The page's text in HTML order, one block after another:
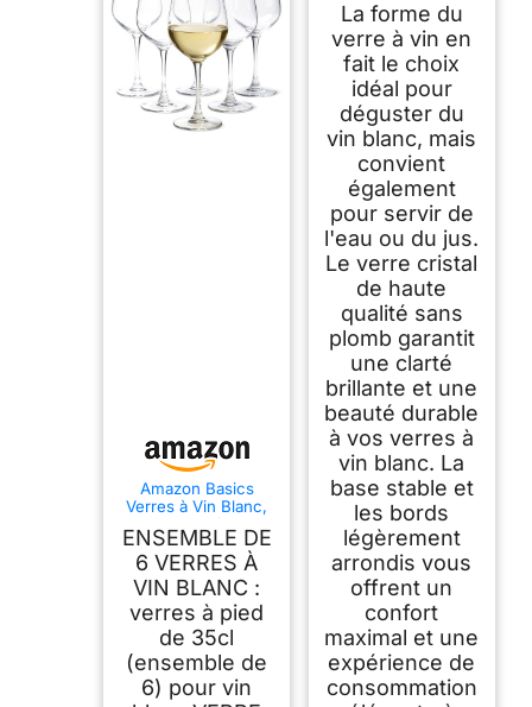
Amazon Basics
Verres à Vin Blanc,
35,5cl, Compatible
Lave-Vaisselle
ENSEMBLE DE
6 VERRES À
VIN BLANC :
verres à pied
de 35cl
(ensemble de
6) pour vin
verres à vin blanc
280 ml Verre à vin
en cristal Passe au
lave-vaisselle Débit
La forme du
verre à vin en
fait le choix
idéal pour
déguster du
vin blanc, mais
convient
également
pour servir de
l'eau ou du jus.
Le verre cristal
de haute
qualité sans
plomb garantit
une clarté
brillante et une
beauté durable
à vos verres à
vin blanc. La
base stable et
les bords
légèrement
arrondis vous
offrent un
confort
maximal et une
expérience de
consommation